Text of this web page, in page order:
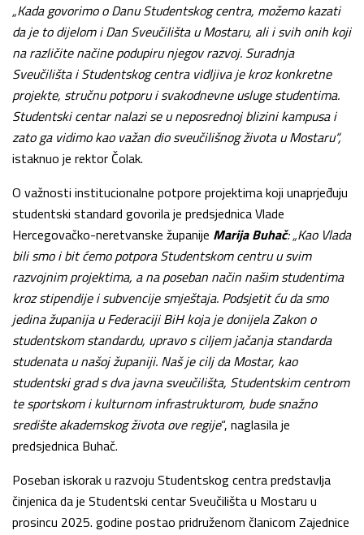
„Kada govorimo o Danu Studentskog centra, možemo kazati
da je to dijelom i Dan Sveučilišta u Mostaru, ali i svih onih koji
na različite načine podupiru njegov razvoj. Suradnja
Sveučilišta i Studentskog centra vidljiva je kroz konkretne
projekte, stručnu potporu i svakodnevne usluge studentima.
Studentski centar nalazi se u neposrednoj blizini kampusa i
zato ga vidimo kao važan dio sveučilišnog života u Mostaru“,
istaknuo je rektor Čolak.
O važnosti institucionalne potpore projektima koji unaprjeđuju
studentski standard govorila je predsjednica Vlade
Hercegovačko-neretvanske županije Marija Buhač:„Kao Vlada
bili smo i bit ćemo potpora Studentskom centru u svim
razvojnim projektima, a na poseban način našim studentima
kroz stipendije i subvencije smještaja. Podsjetit ću da smo
jedina županija u Federaciji BiH koja je donijela Zakon o
studentskom standardu, upravo s ciljem jačanja standarda
studenata u našoj županiji. Naš je cilj da Mostar, kao
studentski grad s dva javna sveučilišta, Studentskim centrom
te sportskom i kulturnom infrastrukturom, bude snažno
središte akademskog života ove regije“, naglasila je
predsjednica Buhač.
Poseban iskorak u razvoju Studentskog centra predstavlja
činjenica da je Studentski centar Sveučilišta u Mostaru u
prosincu 2025. godine postao pridruženom članicom Zajednice